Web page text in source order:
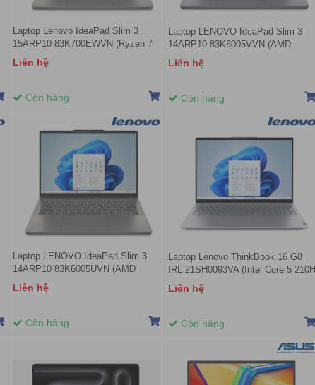
Laptop Lenovo IdeaPad Slim 3
15ARP10 83K700EWVN (Ryzen 7
7735HS/16GB/512GB SSD/15.3
inch WUXGA/AMD Radeon
Liên hệ
Còn hàng
Laptop LENOVO IdeaPad Slim 3
14ARP10 83K6005VVN (AMD
Ryzen 5 7535HS | AMD Radeon
660M | 14 inch WUXGA | 16GB |
Liên hệ
Còn hàng
Laptop LENOVO IdeaPad Slim 3
14ARP10 83K6005UVN (AMD
Ryzen 5 7535HS | AMD Radeon
660M | 14 inch WUXGA | 24GB |
Liên hệ
Còn hàng
Laptop Lenovo ThinkBook 16 G8
IRL 21SH0093VA (Intel Core 5 210H
| Intel Graphics | 16 inch WUXGA
IPS | 16GB | 512GB | NoOS | Xám)
Liên hệ
Còn hàng